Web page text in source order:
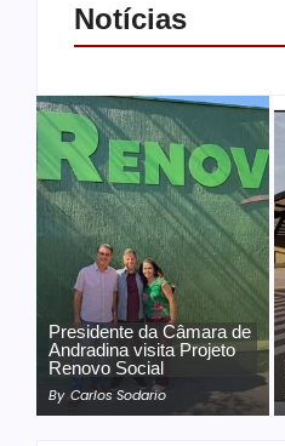
Notícias
Presidente da Câmara de
Andradina visita Projeto
Renovo Social
By Carlos Sodario